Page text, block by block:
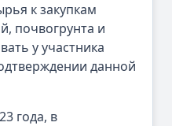
к закупкам
почвогрунта и
у участника
данной
года, в